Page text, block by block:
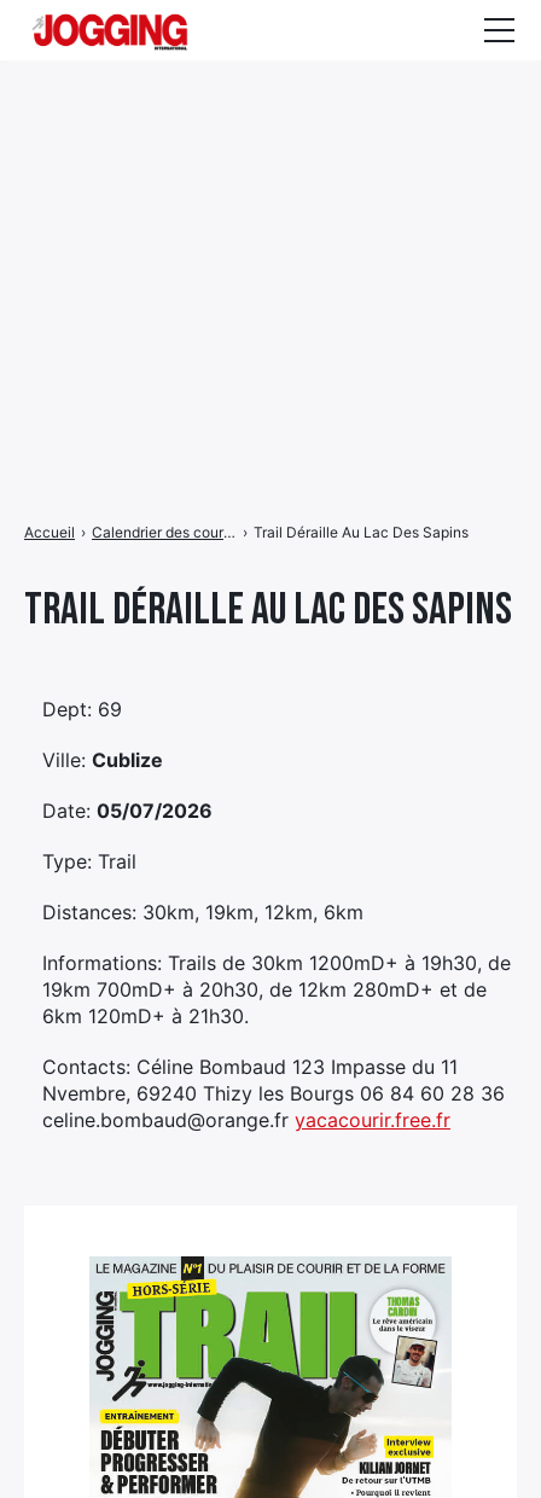
Trail Déraille Au Lac Des Sapins
Accueil › Calendrier des courses › Trail Déraille Au Lac Des Sapins
Dept: 69
Ville: Cublize
Date: 05/07/2026
Type: Trail
Distances: 30km, 19km, 12km, 6km
Informations: Trails de 30km 1200mD+ à 19h30, de
19km 700mD+ à 20h30, de 12km 280mD+ et de
6km 120mD+ à 21h30.
Contacts: Céline Bombaud 123 Impasse du 11
Nvembre, 69240 Thizy les Bourgs 06 84 60 28 36
celine.bombaud@orange.fr yacacourir.free.fr
de
ÉlémentÉlément